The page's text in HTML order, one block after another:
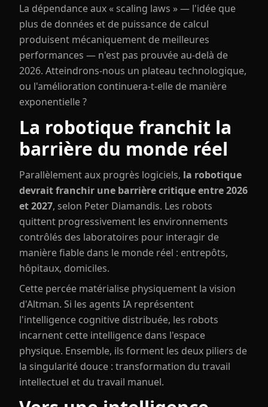
La dépendance aux « scaling laws » — l'idée que
plus de données et de puissance de calcul
produisent mécaniquement de meilleures
performances — n'est pas prouvée au-delà de
2026. Atteindrons-nous un plateau technologique,
ou l'amélioration continuera-t-elle de manière
exponentielle ?
La robotique franchit la
barrière du monde réel
Parallèlement aux progrès logiciels, la robotique
devrait franchir une barrière critique entre 2026
et 2027, selon Peter Diamandis. Les robots
quittent progressivement les environnements
contrôlés des laboratoires pour interagir de
manière fiable dans le monde réel : entrepôts,
hôpitaux, domiciles.
Cette percée matérialise physiquement la vision
d'Altman. Si les agents IA représentent
l'intelligence cognitive distribuée, les robots
incarnent cette intelligence dans l'espace
physique. Ensemble, ils forment les deux piliers de
la singularité douce : transformation du travail
intellectuel et du travail manuel.